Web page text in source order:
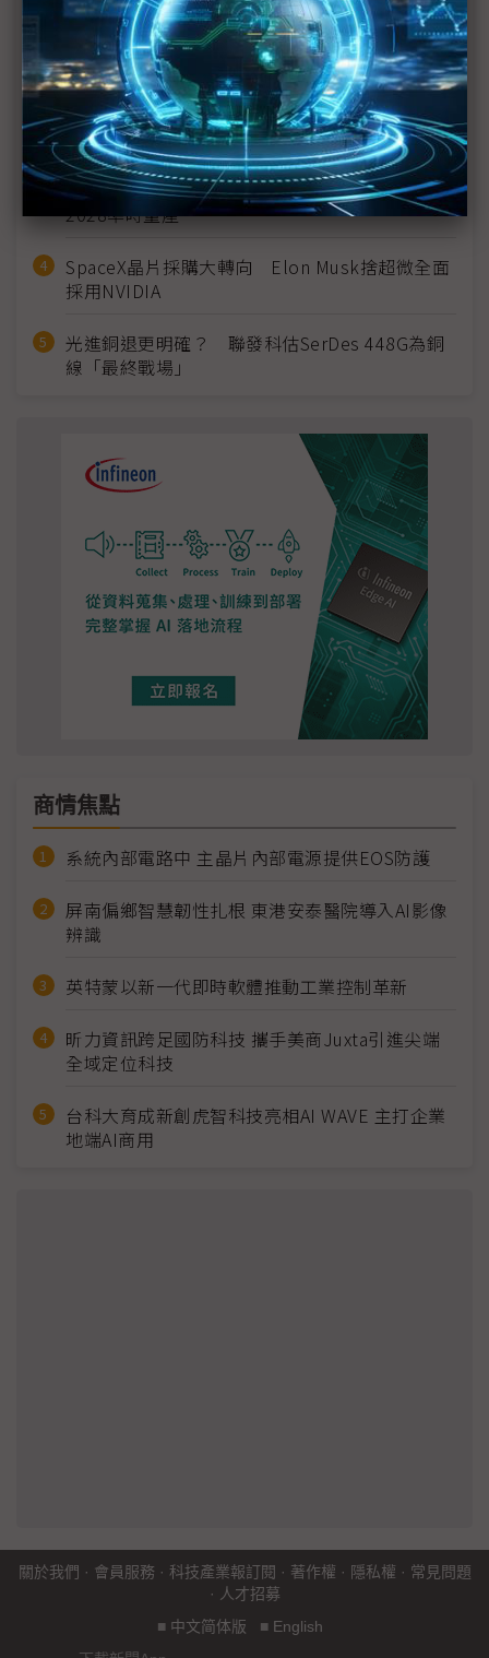
MLCC訂單過熱、出貨比創高 村田示警全球AI基
建熱潮將趨緩
2027全年記憶體產能提前售罄 買家「祕而不
宣」只怕買不夠
英特爾EMIB良率達標 聯發科第2代ASIC產品
2028準時量產
SpaceX晶片採購大轉向 Elon Musk捨超微全面
採用NVIDIA
光進銅退更明確？ 聯發科估SerDes 448G為銅
線「最終戰場」
商情焦點
系統內部電路中 主晶片內部電源提供EOS防護
屏南偏鄉智慧韌性扎根 東港安泰醫院導入AI影像
辨識
英特蒙以新一代即時軟體推動工業控制革新
昕力資訊跨足國防科技 攜手美商Juxta引進尖端
全域定位科技
台科大育成新創虎智科技亮相AI WAVE 主打企業
地端AI商用
關於我們 · 會員服務 · 科技產業報訂閱 · 著作權 · 隱私權 · 常見問題
· 人才招募
■ 中文简体版 ■ English